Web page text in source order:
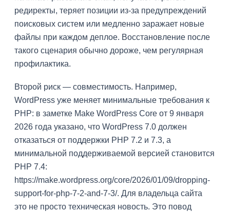
редиректы, теряет позиции из-за предупреждений
поисковых систем или медленно заражает новые
файлы при каждом деплое. Восстановление после
такого сценария обычно дороже, чем регулярная
профилактика.
Второй риск — совместимость. Например,
WordPress уже меняет минимальные требования к
PHP: в заметке Make WordPress Core от 9 января
2026 года указано, что WordPress 7.0 должен
отказаться от поддержки PHP 7.2 и 7.3, а
минимальной поддерживаемой версией становится
PHP 7.4:
https://make.wordpress.org/core/2026/01/09/dropping-
support-for-php-7-2-and-7-3/. Для владельца сайта
это не просто техническая новость. Это повод